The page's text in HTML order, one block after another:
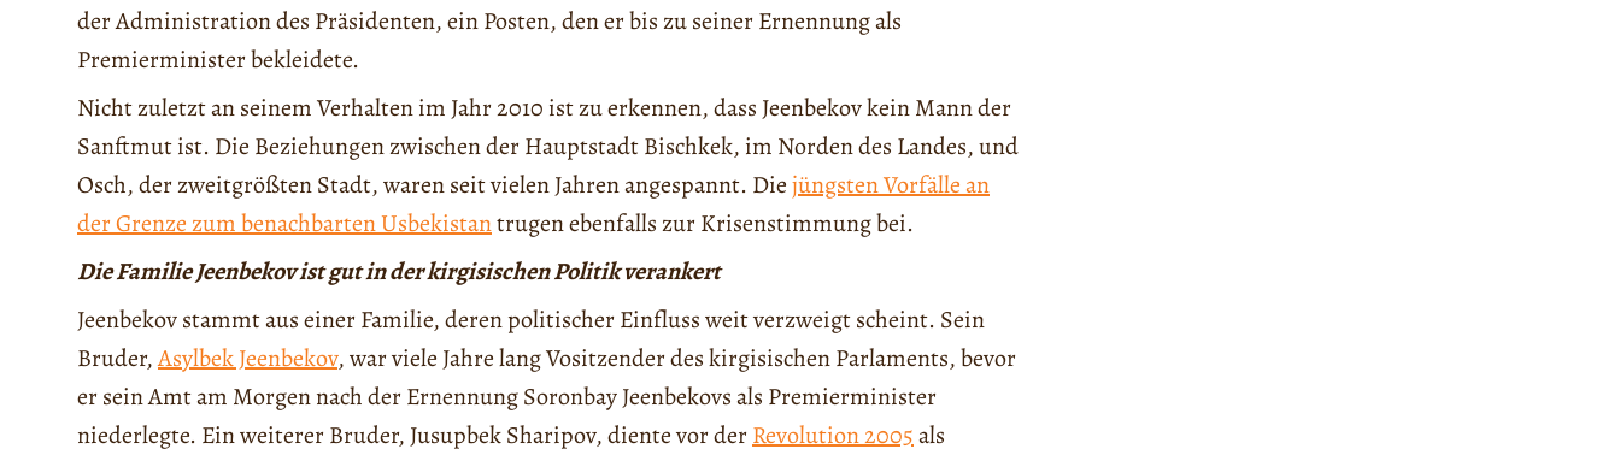
der Administration des Präsidenten, ein Posten, den er bis zu seiner Ernennung als
Premierminister bekleidete.
Nicht zuletzt an seinem Verhalten im Jahr 2010 ist zu erkennen, dass Jeenbekov kein Mann der
Sanftmut ist. Die Beziehungen zwischen der Hauptstadt Bischkek, im Norden des Landes, und
Osch, der zweitgrößten Stadt, waren seit vielen Jahren angespannt. Diejüngsten Vorfälle an
der Grenze zum benachbarten Usbekistantrugen ebenfalls zur Krisenstimmung bei.
Die Familie Jeenbekov ist gut in der kirgisischen Politik verankert
Jeenbekov stammt aus einer Familie, deren politischer Einfluss weit verzweigt scheint. Sein
Bruder,Asylbek Jeenbekov, war viele Jahre lang Vositzender des kirgisischen Parlaments, bevor
er sein Amt am Morgen nach der Ernennung Soronbay Jeenbekovs als Premierminister
niederlegte. Ein weiterer Bruder, Jusupbek Sharipov, diente vor derRevolution 2005als